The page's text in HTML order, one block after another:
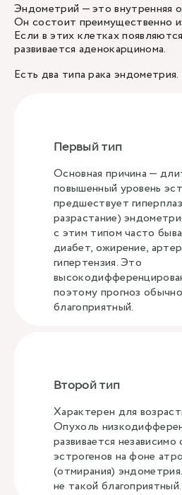
Эндометрий — это внутренняя
Он состоит преимущественно
Если в этих клетках
развивается аденокарцинома.
Есть два типа рака эндометрия.
Первый тип
Основная причина —
повышенный уровень
предшествует
разрастание)
с этим типом часто
диабет, ожирение,
гипертензия. Это
поэтому прогноз
благоприятный.
Второй тип
Характерен для
Опухоль
развивается независимо
эстрогенов на фоне
(отмирания)
не такой благоприятный.